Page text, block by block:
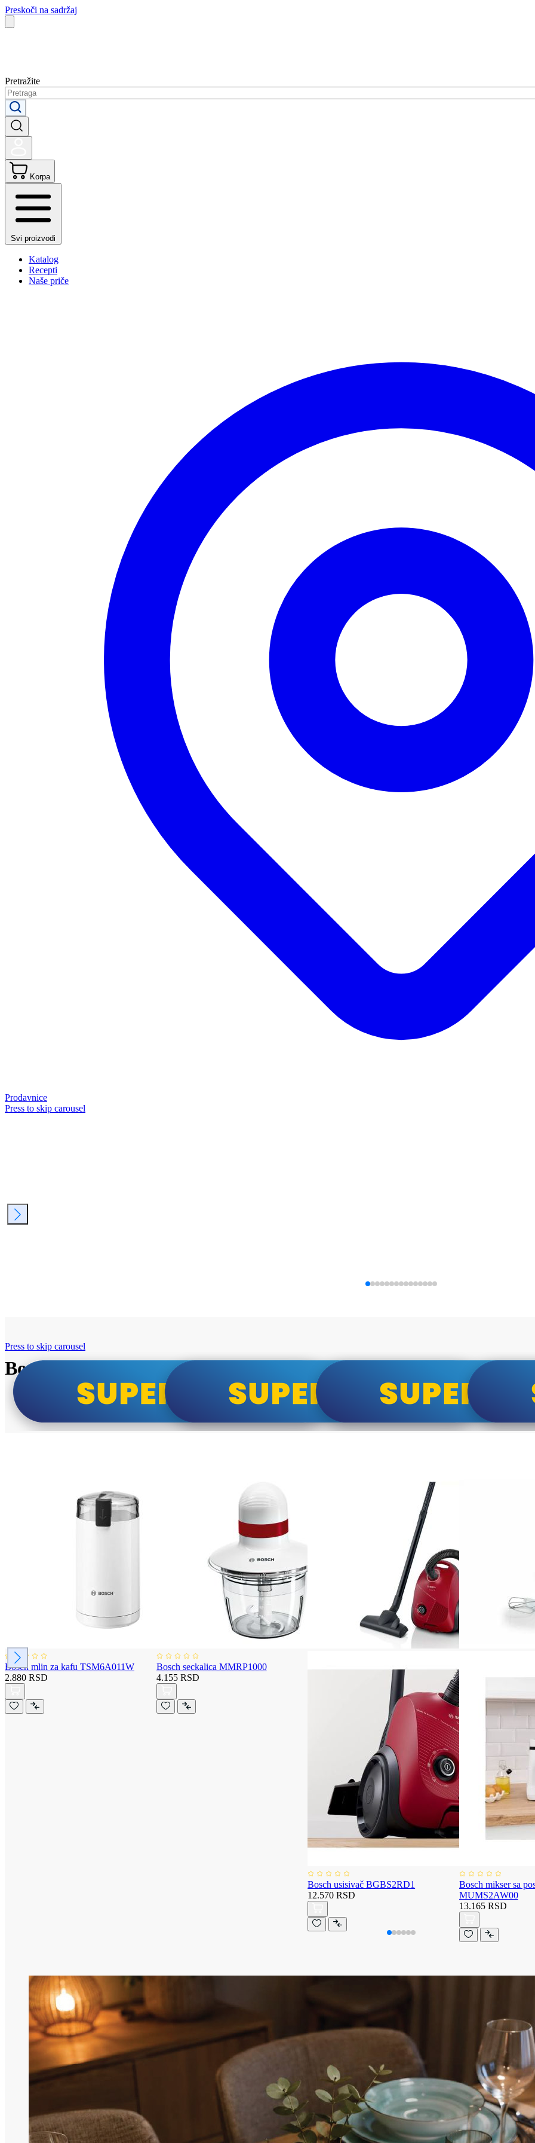
Preskoči na sadržaj
Pretražite
Korpa
Svi proizvodi
Katalog
Recepti
Naše priče
Prodavnice
Press to skip carousel
Bosch super cene
Press to skip carousel
Bosch mlin za kafu TSM6A011W
2.880 RSD
Bosch seckalica MMRP1000
4.155 RSD
Bosch usisivač BGBS2RD1
12.570 RSD
Bosch mikser sa
MUMS2AW00
13.165 RSD